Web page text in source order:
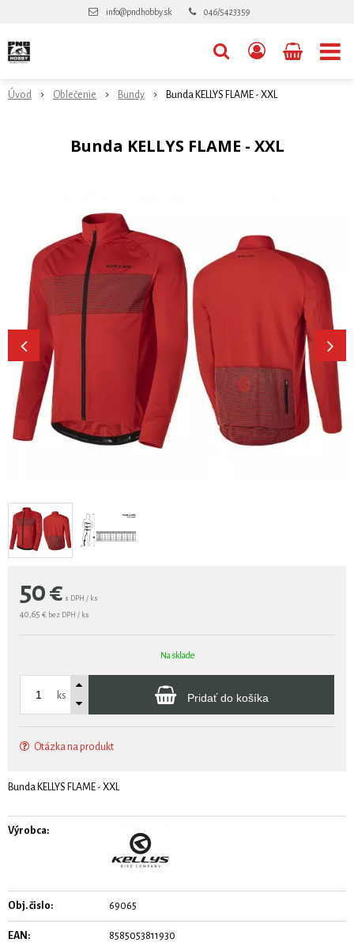
info@pndhobby.sk 046/5423359
Úvod Oblečenie Bundy Bunda KELLYS FLAME - XXL
Bunda KELLYS FLAME - XXL
50€ s DPH / ks
40,65 € bez DPH / ks
Na sklade
ks Pridať do košíka
Otázka na produkt
Bunda KELLYS FLAME - XXL
Výrobca:
Obj. čislo: 69065
EAN: 8585053811930